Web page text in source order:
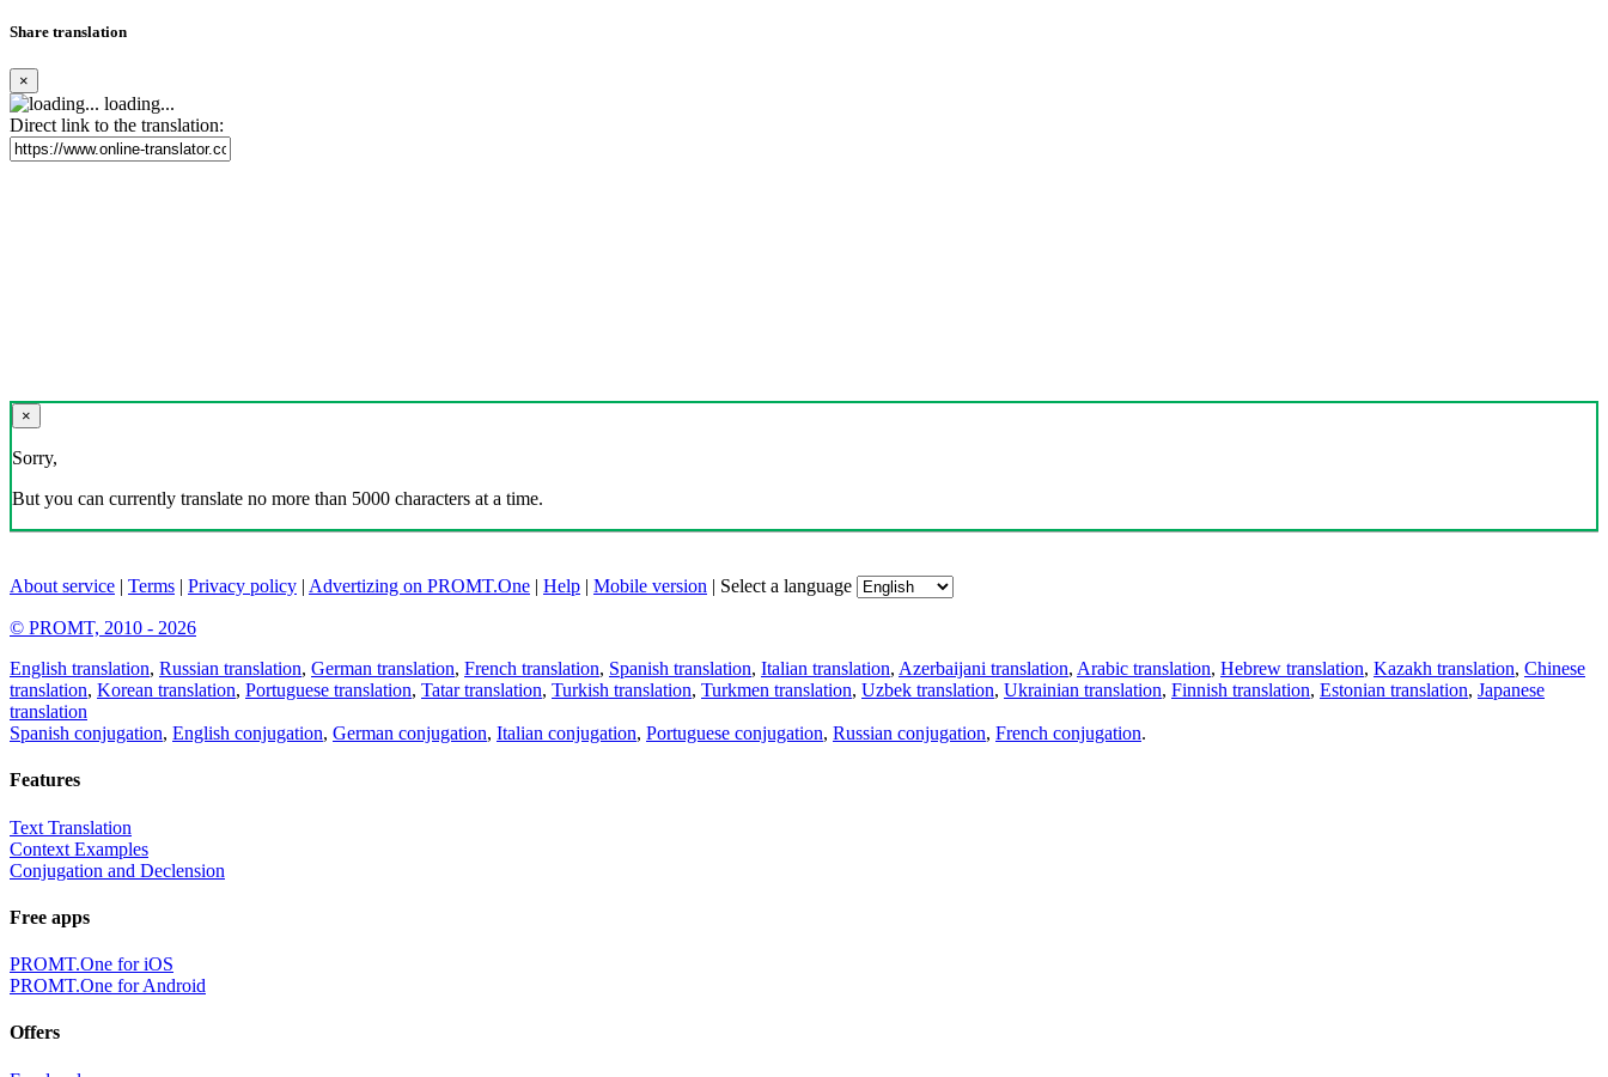
Share translation
×
loading...
Direct link to the translation:
×
Sorry,
But you can currently translate no more than 5000 characters at a time.
About service | Terms | Privacy policy | Advertizing on PROMT.One | Help | Mobile version | Select a language
© PROMT, 2010 - 2026
English translation, Russian translation, German translation, French translation, Spanish translation, Italian translation, Azerbaijani translation, Arabic translation, Hebrew translation, Kazakh translation, Chinese
translation, Korean translation, Portuguese translation, Tatar translation, Turkish translation, Turkmen translation, Uzbek translation, Ukrainian translation, Finnish translation, Estonian translation, Japanese
translation
Spanish conjugation, English conjugation, German conjugation, Italian conjugation, Portuguese conjugation, Russian conjugation, French conjugation.
Features
Text Translation
Context Examples
Conjugation and Declension
Free apps
PROMT.One for iOS
PROMT.One for Android
Offers